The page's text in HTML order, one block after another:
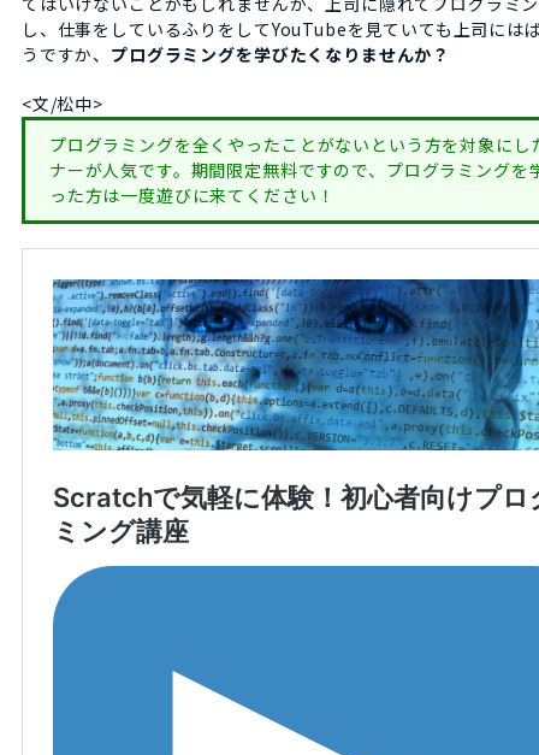
し、仕事をしているふりをしてYouTubeを見ていても上司には
うですか、 プログラミングを学びたくなりませんか？
<文/松中>
プログラミングを全くやったことがないという方を対象にし
ナーが人気です。期間限定無料ですので、プログラミングを
った方は一度遊びに来てください！